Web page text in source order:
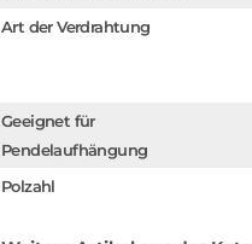
Art der Verdrahtung
Geeignet für
Pendelaufhängung
Polzahl